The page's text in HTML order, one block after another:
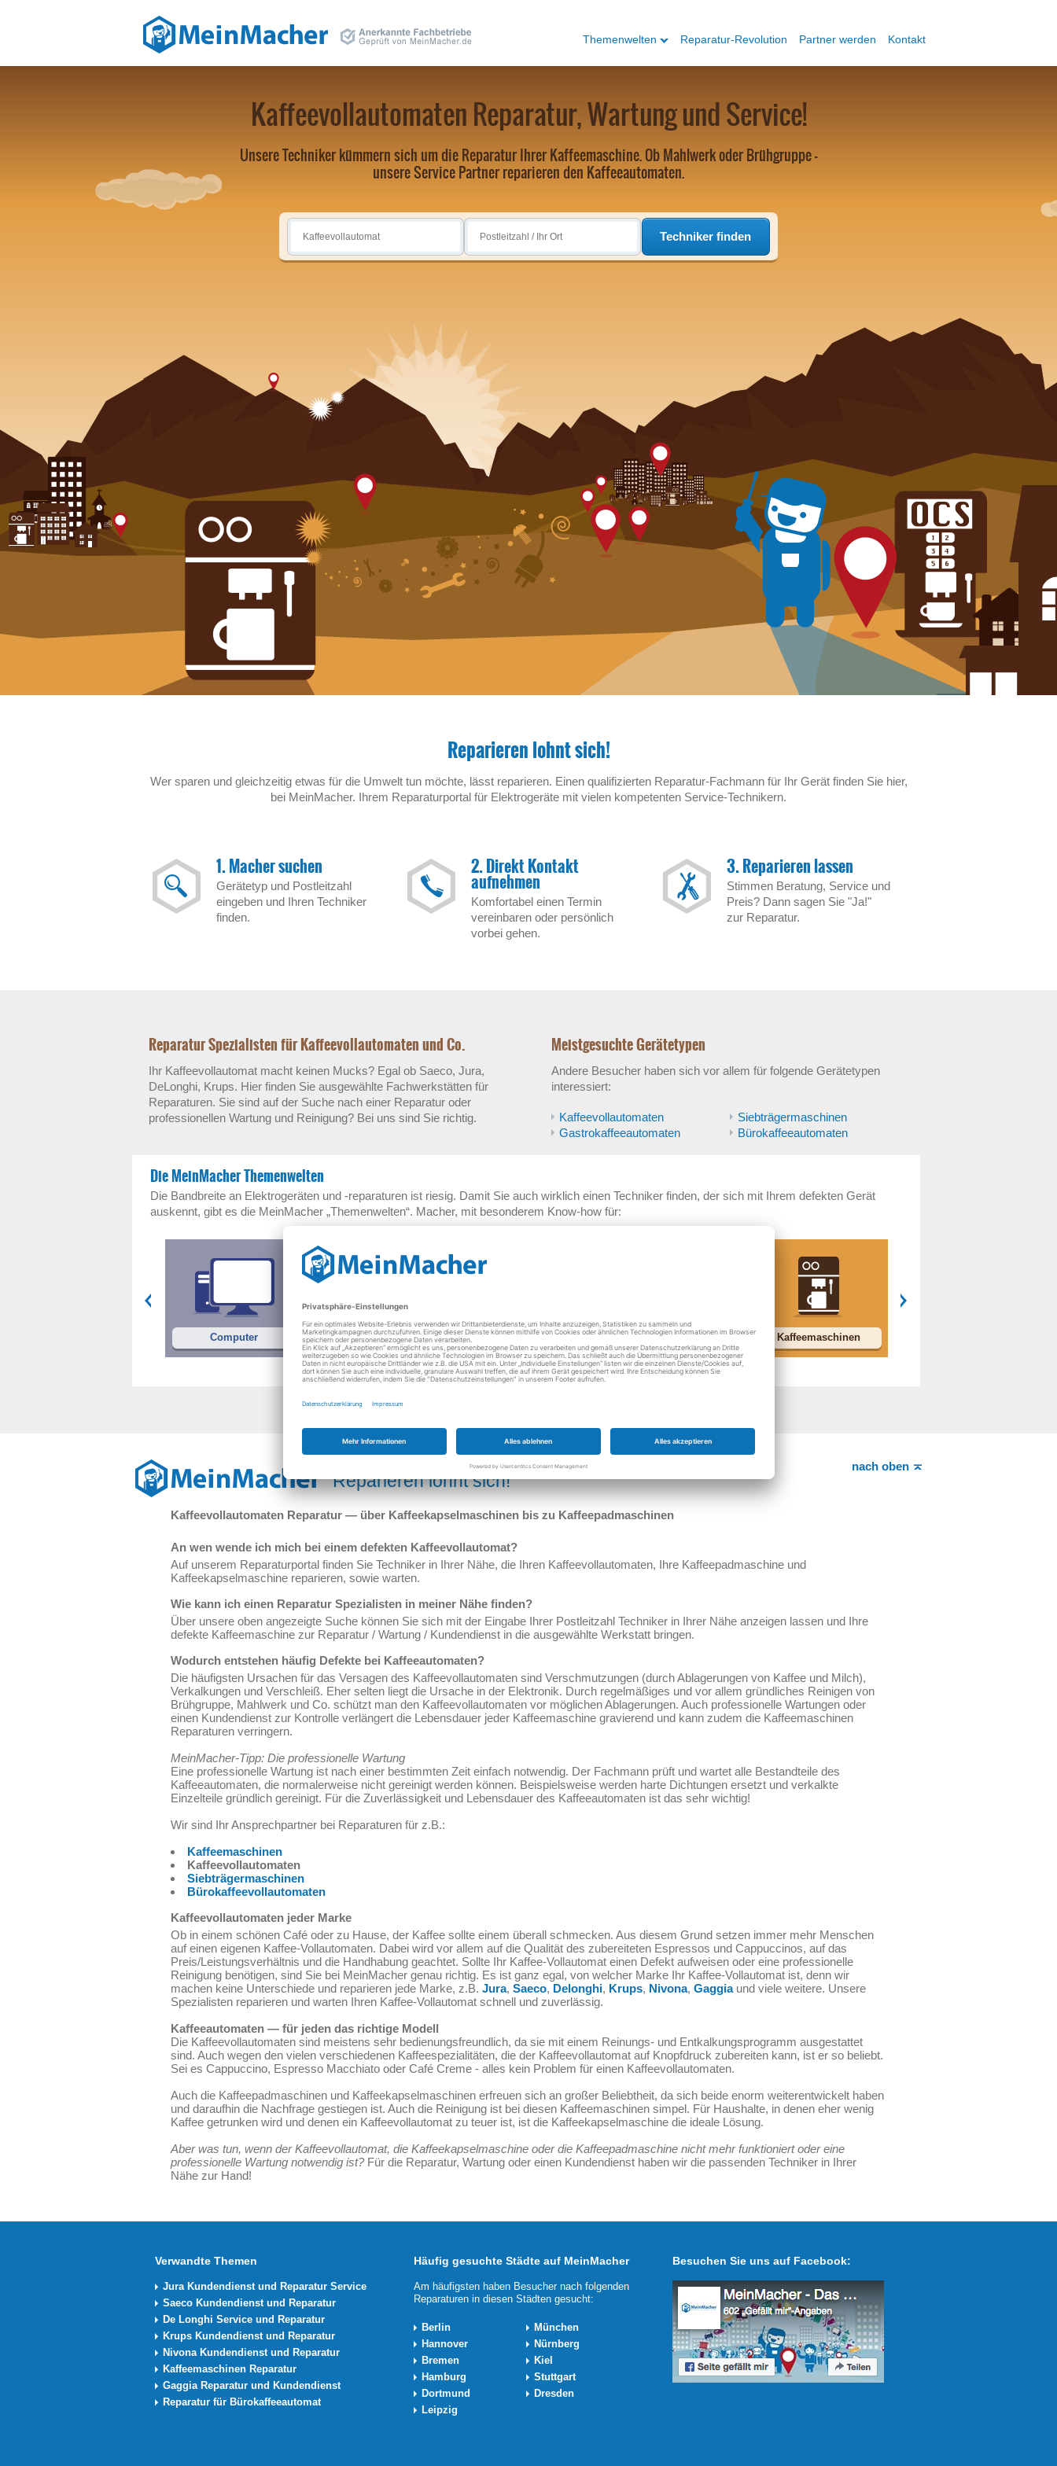
Themenwelten Reparatur-Revolution Partner werden Kontakt
Kaffeevollautomaten Reparatur, Wartung und Service!
Unsere Techniker kümmern sich um die Reparatur Ihrer Kaffeemaschine. Ob Mahlwerk oder Brühgruppe -
unsere Service Partner reparieren den Kaffeeautomaten.
Techniker finden
Reparieren lohnt sich!
Wer sparen und gleichzeitig etwas für die Umwelt tun möchte, lässt reparieren. Einen qualifizierten Reparatur-Fachmann für Ihr Gerät finden Sie hier,
bei MeinMacher. Ihrem Reparaturportal für Elektrogeräte mit vielen kompetenten Service-Technikern.
1. Macher suchen
Gerätetyp und Postleitzahl
eingeben und Ihren Techniker
finden.
2. Direkt Kontakt
aufnehmen
Komfortabel einen Termin
vereinbaren oder persönlich
vorbei gehen.
3. Reparieren lassen
Stimmen Beratung, Service und
Preis? Dann sagen Sie "Ja!"
zur Reparatur.
Reparatur Spezialisten für Kaffeevollautomaten und Co.
Ihr Kaffeevollautomat macht keinen Mucks? Egal ob Saeco, Jura,
DeLonghi, Krups. Hier finden Sie ausgewählte Fachwerkstätten für
Reparaturen. Sie sind auf der Suche nach einer Reparatur oder
professionellen Wartung und Reinigung? Bei uns sind Sie richtig.
Meistgesuchte Gerätetypen
Andere Besucher haben sich vor allem für folgende Gerätetypen
interessiert:
Kaffeevollautomaten
Gastrokaffeeautomaten
Siebträgermaschinen
Bürokaffeeautomaten
Die MeinMacher Themenwelten
Die Bandbreite an Elektrogeräten und -reparaturen ist riesig. Damit Sie auch wirklich einen Techniker finden, der sich mit Ihrem defekten Gerät
auskennt, gibt es die MeinMacher „Themenwelten“. Macher, mit besonderem Know-how für:
Computer Fernsehgeräte Hausinstallationen HiFi-Geräte Kaffeemaschinen
nach oben
Reparieren lohnt sich!
Kaffeevollautomaten Reparatur — über Kaffeekapselmaschinen bis zu Kaffeepadmaschinen
An wen wende ich mich bei einem defekten Kaffeevollautomat?
Auf unserem Reparaturportal finden Sie Techniker in Ihrer Nähe, die Ihren Kaffeevollautomaten, Ihre Kaffeepadmaschine und
Kaffeekapselmaschine reparieren, sowie warten.
Wie kann ich einen Reparatur Spezialisten in meiner Nähe finden?
Über unsere oben angezeigte Suche können Sie sich mit der Eingabe Ihrer Postleitzahl Techniker in Ihrer Nähe anzeigen lassen und Ihre
defekte Kaffeemaschine zur Reparatur / Wartung / Kundendienst in die ausgewählte Werkstatt bringen.
Wodurch entstehen häufig Defekte bei Kaffeeautomaten?
Die häufigsten Ursachen für das Versagen des Kaffeevollautomaten sind Verschmutzungen (durch Ablagerungen von Kaffee und Milch),
Verkalkungen und Verschleiß. Eher selten liegt die Ursache in der Elektronik. Durch regelmäßiges und vor allem gründliches Reinigen von
Brühgruppe, Mahlwerk und Co. schützt man den Kaffeevollautomaten vor möglichen Ablagerungen. Auch professionelle Wartungen oder
einen Kundendienst zur Kontrolle verlängert die Lebensdauer jeder Kaffeemaschine gravierend und kann zudem die Kaffeemaschinen
Reparaturen verringern.
MeinMacher-Tipp: Die professionelle Wartung
Eine professionelle Wartung ist nach einer bestimmten Zeit einfach notwendig. Der Fachmann prüft und wartet alle Bestandteile des
Kaffeeautomaten, die normalerweise nicht gereinigt werden können. Beispielsweise werden harte Dichtungen ersetzt und verkalkte
Einzelteile gründlich gereinigt. Für die Zuverlässigkeit und Lebensdauer des Kaffeeautomaten ist das sehr wichtig!
Wir sind Ihr Ansprechpartner bei Reparaturen für z.B.:
Kaffeemaschinen
Kaffeevollautomaten
Siebträgermaschinen
Bürokaffeevollautomaten
Kaffeevollautomaten jeder Marke
Ob in einem schönen Café oder zu Hause, der Kaffee sollte einem überall schmecken. Aus diesem Grund setzen immer mehr Menschen
auf einen eigenen Kaffee-Vollautomaten. Dabei wird vor allem auf die Qualität des zubereiteten Espressos und Cappuccinos, auf das
Preis/Leistungsverhältnis und die Handhabung geachtet. Sollte Ihr Kaffee-Vollautomat einen Defekt aufweisen oder eine professionelle
Reinigung benötigen, sind Sie bei MeinMacher genau richtig. Es ist ganz egal, von welcher Marke Ihr Kaffee-Vollautomat ist, denn wir
machen keine Unterschiede und reparieren jede Marke, z.B. Jura, Saeco, Delonghi, Krups, Nivona, Gaggiaund viele weitere. Unsere
Spezialisten reparieren und warten Ihren Kaffee-Vollautomat schnell und zuverlässig.
Kaffeeautomaten — für jeden das richtige Modell
Die Kaffeevollautomaten sind meistens sehr bedienungsfreundlich, da sie mit einem Reinungs- und Entkalkungsprogramm ausgestattet
sind. Auch wegen den vielen verschiedenen Kaffeespezialitäten, die der Kaffeevollautomat auf Knopfdruck zubereiten kann, ist er so beliebt.
Sei es Cappuccino, Espresso Macchiato oder Café Creme - alles kein Problem für einen Kaffeevollautomaten.
Auch die Kaffeepadmaschinen und Kaffeekapselmaschinen erfreuen sich an großer Beliebtheit, da sich beide enorm weiterentwickelt haben
und daraufhin die Nachfrage gestiegen ist. Auch die Reinigung ist bei diesen Kaffeemaschinen simpel. Für Haushalte, in denen eher wenig
Kaffee getrunken wird und denen ein Kaffeevollautomat zu teuer ist, ist die Kaffeekapselmaschine die ideale Lösung.
Aber was tun, wenn der Kaffeevollautomat, die Kaffeekapselmaschine oder die Kaffeepadmaschine nicht mehr funktioniert oder eine
professionelle Wartung notwendig ist?Für die Reparatur, Wartung oder einen Kundendienst haben wir die passenden Techniker in Ihrer
Nähe zur Hand!
Verwandte Themen
Jura Kundendienst und Reparatur Service
Saeco Kundendienst und Reparatur
De Longhi Service und Reparatur
Krups Kundendienst und Reparatur
Nivona Kundendienst und Reparatur
Kaffeemaschinen Reparatur
Gaggia Reparatur und Kundendienst
Reparatur für Bürokaffeeautomat
Häufig gesuchte Städte auf MeinMacher
Am häufigsten haben Besucher nach folgenden
Reparaturen in diesen Städten gesucht:
Berlin
München
Hannover
Nürnberg
Bremen
Kiel
Hamburg
Stuttgart
Dortmund
Dresden
Leipzig
Besuchen Sie uns auf Facebook: